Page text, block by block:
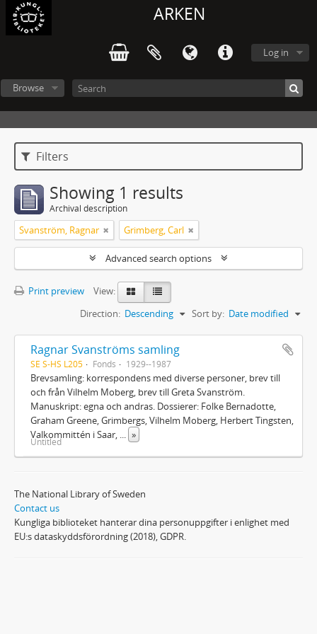
ARKEN
Log in
Browse
Filters
Showing 1 results
Archival description
Svanström, Ragnar Grimberg, Carl
Advanced search options
Print preview
View:
Sort by: Date modified
Direction: Descending
Ragnar Svanströms samling
SE S-HS L205 Fonds 1929--1987
Brevsamling: korrespondens med diverse personer, brev till
och från Vilhelm Moberg, brev till Greta Svanström.
Manuskript: egna och andras. Dossierer: Folke Bernadotte,
Graham Greene, Grimbergs, Vilhelm Moberg, Herbert Tingsten,
Valkommittén i Saar,
»
Untitled
The National Library of Sweden
Contact us
Kungliga biblioteket hanterar dina personuppgifter i enlighet med
EU:s dataskyddsförordning (2018), GDPR.